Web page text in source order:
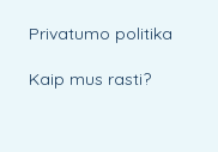
Privatumo politika
Kaip mus rasti?